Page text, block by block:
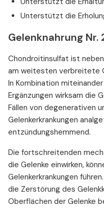
Unterstützt die
Gelenknahrung
Chondroitinsulfat ist
am weitesten verbreitete
In Kombination
Ergänzungen wirksam die
Fällen von degenerativen
Gelenkerkrankungen
entzündungshemmend.
Die fortschreitenden
die Gelenke einwirken,
Gelenkerkrankungen
die Zerstörung des
Oberflächen der Gelenke